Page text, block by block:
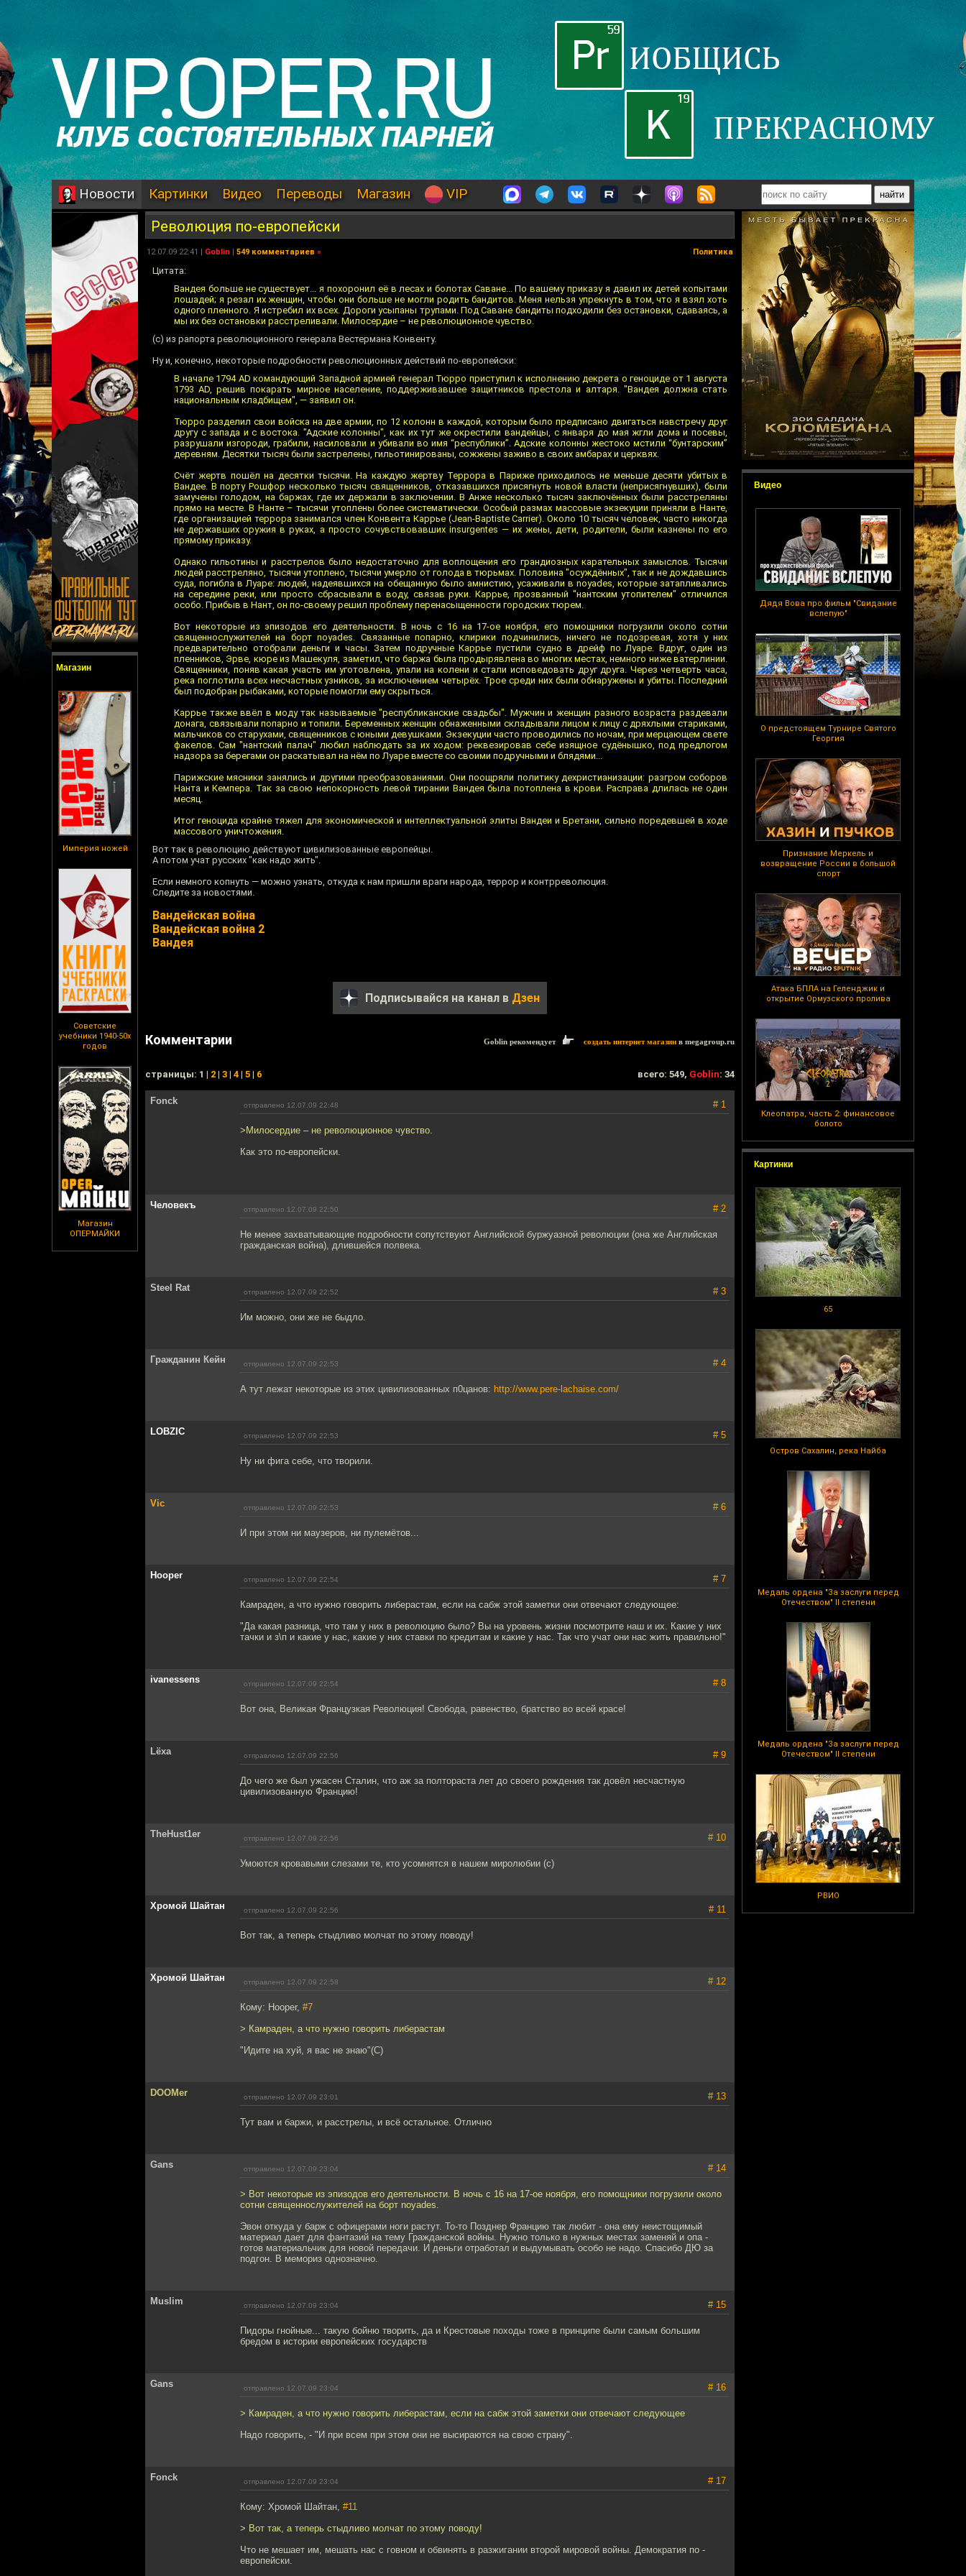
Новости Картинки Видео Переводы Магазин VIP
Магазин
Империя ножей
Советские
учебники 1940-50х
годов
Магазин
ОПЕРМАЙКИ
Видео
Дядя Вова про фильм "Свидание
вслепую"
О предстоящем Турнире Святого
Георгия
Признание Меркель и
возвращение России в большой
спорт
Атака БПЛА на Геленджик и
открытие Ормузского пролива
Клеопатра, часть 2: финансовое
болото
Картинки
65
Остров Сахалин, река Найба
Медаль ордена "За заслуги перед
Отечеством" II степени
Медаль ордена "За заслуги перед
Отечеством" II степени
РВИО
Революция по-европейски
12.07.09 22:41 | Goblin | 549 комментариев » Политика
Цитата:
Вандея больше не существует... я похоронил её в лесах и болотах Саване... По вашему приказу я давил их детей копытами
лошадей; я резал их женщин, чтобы они больше не могли родить бандитов. Меня нельзя упрекнуть в том, что я взял хоть
одного пленного. Я истребил их всех. Дороги усыпаны трупами. Под Саване бандиты подходили без остановки, сдаваясь, а
мы их без остановки расстреливали. Милосердие – не революционное чувство.
(с) из рапорта революционного генерала Вестермана Конвенту.
Ну и, конечно, некоторые подробности революционных действий по-европейски:
В начале 1794 AD командующий Западной армией генерал Тюрро приступил к исполнению декрета о геноциде от 1 августа
1793 AD, решив покарать мирное население, поддерживавшее защитников престола и алтаря. "Вандея должна стать
национальным кладбищем", — заявил он.
Тюрро разделил свои войска на две армии, по 12 колонн в каждой, которым было предписано двигаться навстречу друг
другу с запада и с востока. "Адские колонны", как их тут же окрестили вандейцы, с января до мая жгли дома и посевы,
разрушали изгороди, грабили, насиловали и убивали во имя “республики”. Адские колонны жестоко мстили “бунтарским”
деревням. Десятки тысяч были застрелены, гильотинированы, сожжены заживо в своих амбарах и церквях.
Счёт жертв пошёл на десятки тысячи. На каждую жертву Террора в Париже приходилось не меньше десяти убитых в
Вандее. В порту Рошфор несколько тысяч священников, отказавшихся присягнуть новой власти (неприсягнувших), были
замучены голодом, на баржах, где их держали в заключении. В Анже несколько тысяч заключённых были расстреляны
прямо на месте. В Нанте – тысячи утоплены более систематически. Особый размах массовые экзекуции приняли в Нанте,
где организацией террора занимался член Конвента Каррье (Jean-Baptiste Carrier). Около 10 тысяч человек, часто никогда
не державших оружия в руках, а просто сочувствовавших insurgentеs — их жены, дети, родители, были казнены по его
прямому приказу.
Однако гильотины и расстрелов было недостаточно для воплощения его грандиозных карательных замыслов. Тысячи
людей расстреляно, тысячи утоплено, тысячи умерло от голода в тюрьмах. Половина "осуждённых", так и не дождавшись
суда, погибла в Луаре: людей, надеявшихся на обещанную было амнистию, усаживали в noyades, которые затапливались
на середине реки, или просто сбрасывали в воду, связав руки. Каррье, прозванный "нантским утопителем" отличился
особо. Прибыв в Нант, он по-своему решил проблему перенасыщенности городских тюрем.
Вот некоторые из эпизодов его деятельности. В ночь с 16 на 17-ое ноября, его помощники погрузили около сотни
священнослужителей на борт noyades. Связанные попарно, клирики подчинились, ничего не подозревая, хотя у них
предварительно отобрали деньги и часы. Затем подручные Каррье пустили судно в дрейф по Луаре. Вдруг, один из
пленников, Эрве, кюре из Машекуля, заметил, что баржа была продырявлена во многих местах, немного ниже ватерлинии.
Священники, поняв какая участь им уготовлена, упали на колени и стали исповедовать друг друга. Через четверть часа,
река поглотила всех несчастных узников, за исключением четырёх. Трое среди них были обнаружены и убиты. Последний
был подобран рыбаками, которые помогли ему скрыться.
Каррье также ввёл в моду так называемые "республиканские свадьбы". Мужчин и женщин разного возраста раздевали
донага, связывали попарно и топили. Беременных женщин обнаженными складывали лицом к лицу с дряхлыми стариками,
мальчиков со старухами, священников с юными девушками. Экзекуции часто проводились по ночам, при мерцающем свете
факелов. Сам "нантский палач" любил наблюдать за их ходом: реквезировав себе изящное судёнышко, под предлогом
надзора за берегами он раскатывал на нём по Луаре вместе со своими подручными и блядями...
Парижские мясники занялись и другими преобразованиями. Они поощряли политику дехристианизации: разгром соборов
Нанта и Кемпера. Так за свою непокорность левой тирании Вандея была потоплена в крови. Расправа длилась не один
месяц.
Итог геноцида крайне тяжел для экономической и интеллектуальной элиты Вандеи и Бретани, сильно поредевшей в ходе
массового уничтожения.
Вот так в революцию действуют цивилизованные европейцы.
А потом учат русских "как надо жить".
Если немного копнуть — можно узнать, откуда к нам пришли враги народа, террор и контрреволюция.
Следите за новостями.
Вандейская война
Вандейская война 2
Вандея
Подписывайся на канал в Дзен
Комментарии Goblin рекомендует создать интернет магазин в megagroup.ru
cтраницы: 1 | 2 | 3 | 4 | 5 | 6 всего: 549, Goblin: 34
Fonck отправлено 12.07.09 22:48 # 1
>Милосердие – не революционное чувство.
Как это по-европейски.
Человекъ отправлено 12.07.09 22:50 # 2
Не менее захватывающие подробности сопутствуют Английской буржуазной революции (она же Английская
гражданская война), длившейся полвека.
Steel Rat отправлено 12.07.09 22:52 # 3
Им можно, они же не быдло.
Гражданин Кейн отправлено 12.07.09 22:53 # 4
А тут лежат некоторые из этих цивилизованных п0цанов: http://www.pere-lachaise.com/
LOBZIC отправлено 12.07.09 22:53 # 5
Ну ни фига себе, что творили.
Vic отправлено 12.07.09 22:53 # 6
И при этом ни маузеров, ни пулемётов...
Hooper отправлено 12.07.09 22:54 # 7
Камраден, а что нужно говорить либерастам, если на сабж этой заметки они отвечают следующее:
"Да какая разница, что там у них в революцию было? Вы на уровень жизни посмотрите наш и их. Какие у них
тачки и з\п и какие у нас, какие у них ставки по кредитам и какие у нас. Так что учат они нас жить правильно!"
ivanessens отправлено 12.07.09 22:54 # 8
Вот она, Великая Французкая Революция! Свобода, равенство, братство во всей красе!
Lёха отправлено 12.07.09 22:56 # 9
До чего же был ужасен Сталин, что аж за полтораста лет до своего рождения так довёл несчастную
цивилизованную Францию!
TheHust1er отправлено 12.07.09 22:56 # 10
Умоются кровавыми слезами те, кто усомнятся в нашем миролюбии (с)
Хромой Шайтан отправлено 12.07.09 22:56 # 11
Вот так, а теперь стыдливо молчат по этому поводу!
Хромой Шайтан отправлено 12.07.09 22:58 # 12
Кому: Hooper, #7
> Камраден, а что нужно говорить либерастам
"Идите на хуй, я вас не знаю"(C)
DOOMer отправлено 12.07.09 23:01 # 13
Тут вам и баржи, и расстрелы, и всё остальное. Отлично
Gans отправлено 12.07.09 23:04 # 14
> Вот некоторые из эпизодов его деятельности. В ночь с 16 на 17-ое ноября, его помощники погрузили около
сотни священнослужителей на борт noyades.
Эвон откуда у барж с офицерами ноги растут. То-то Позднер Францию так любит - она ему неистощимый
материал дает для фантазий на тему Гражданской войны. Нужно только в нужных местах заменяй и опа -
готов материальчик для новой передачи. И деньги отработал и выдумывать особо не надо. Спасибо ДЮ за
подгон. В мемориз однозначно.
Muslim отправлено 12.07.09 23:04 # 15
Пидоры гнойные... такую бойню творить, да и Крестовые походы тоже в принципе были самым большим
бредом в истории европейских государств
Gans отправлено 12.07.09 23:04 # 16
> Камраден, а что нужно говорить либерастам, если на сабж этой заметки они отвечают следующее
Надо говорить, - "И при всем при этом они не высираются на свою страну".
Fonck отправлено 12.07.09 23:04 # 17
Кому: Хромой Шайтан, #11
> Вот так, а теперь стыдливо молчат по этому поводу!
Что не мешает им, мешать нас с говном и обвинять в разжигании второй мировой войны. Демократия по -
европейски.